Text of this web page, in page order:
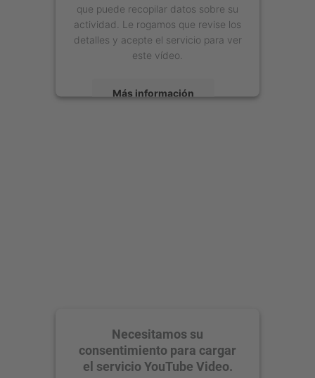
que puede recopilar datos sobre su
actividad. Le rogamos que revise los
detalles y acepte el servicio para ver
este vídeo.
Más información
Necesitamos su
consentimiento para cargar
el servicio YouTube Video.